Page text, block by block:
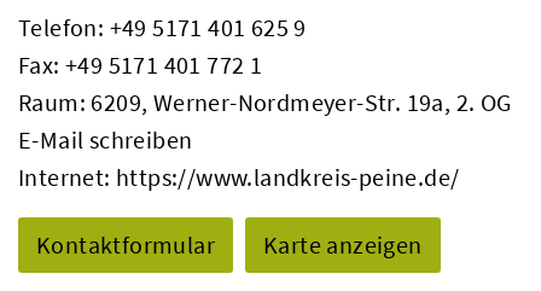
Telefon: +49 5171 401 625 9
Fax: +49 5171 401 772 1
Raum: 6209, Werner-Nordmeyer-Str. 19a, 2. OG
E-Mail schreiben
Internet: https://www.landkreis-peine.de/
Kontaktformular Karte anzeigen